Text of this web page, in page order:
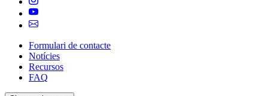
Navegació
principal
de
Formulari de contacte
Notícies
Recursos
FAQ